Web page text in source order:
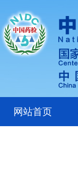
网站首页